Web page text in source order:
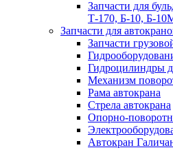
Запчасти для
Т-170, Б-10, Б-
Запчасти для
Запчасти
Гидроцилиндры
Механизм
Рама автокрана
Стрела автокрана
Опорно-
Автокран